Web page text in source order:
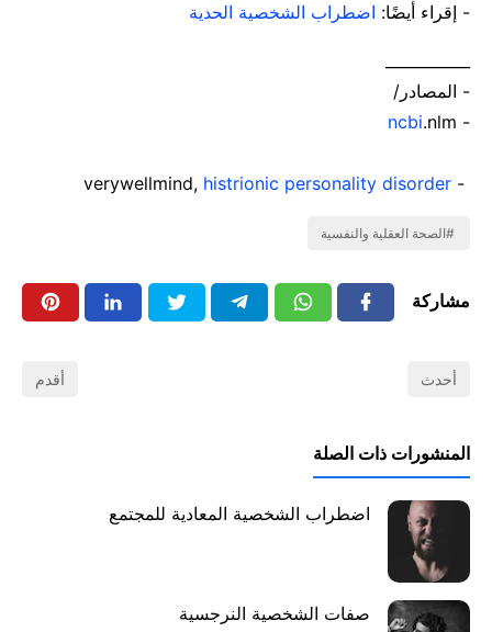
- إقراء أيضًا: اضطراب الشخصية الحدية
- المصادر/
-
ncbi.nlm
- verywellmind,
histrionic personality disorder
الصحة العقلية والنفسية
مشاركة
أحدث أقدم
المنشورات ذات الصلة
اضطراب الشخصية المعادية للمجتمع
صفات الشخصية النرجسية